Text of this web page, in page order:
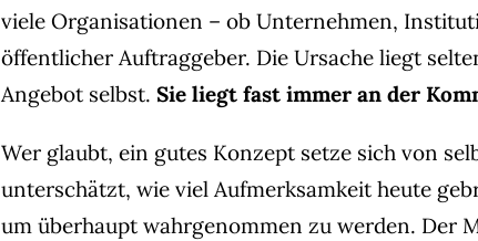
viele Organisationen – ob Unternehmen,
öffentlicher Auftraggeber. Die Ursache liegt
Angebot selbst. Sie liegt fast immer an der
Wer glaubt, ein gutes Konzept setze sich von
unterschätzt, wie viel Aufmerksamkeit heute
um überhaupt wahrgenommen zu werden. Der